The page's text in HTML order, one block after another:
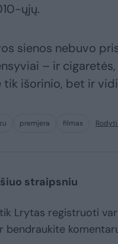
ųjų.
sienos nebuvo
– ir
išorinio, bet ir
premjera filmas
straipsniu
Lrytas registruoti
bendraukite